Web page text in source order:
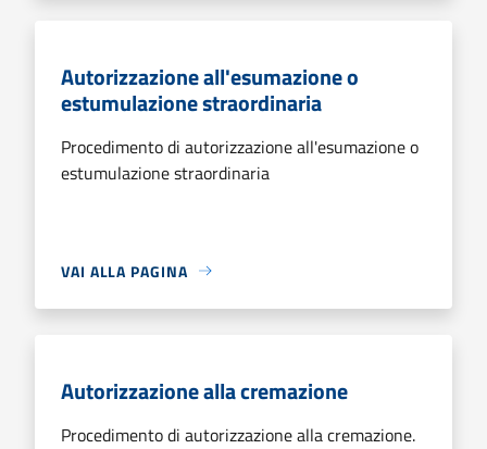
Autorizzazione all'esumazione o
estumulazione straordinaria
Procedimento di autorizzazione all'esumazione o
estumulazione straordinaria
VAI ALLA PAGINA
Autorizzazione alla cremazione
Procedimento di autorizzazione alla cremazione.